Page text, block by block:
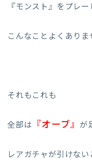
『モンスト』をプレ
こんなことよくありま
それもこれも
全部は 『オーブ』が
レアガチャが引けない